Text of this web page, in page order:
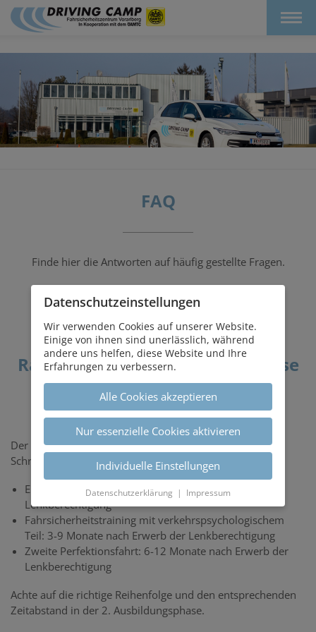
FAQ
Finde hier die Antworten auf häufig gestellte Fragen.
Wann muss ich das
Fahrsicherheitstraining im
Rahmen der 2. Ausbildungsphase
absolvieren?
Der Ablauf in der 2. Ausbildungsphase sieht folgende
Schritte vor.
Erste Perfektionsfahrt: 2-4 Monate nach Erwerb der
Lenkberechtigung
Fahrsicherheitstraining mit verkehrspsychologischem
Teil: 3-9 Monate nach Erwerb der Lenkberechtigung
Zweite Perfektionsfahrt: 6-12 Monate nach Erwerb der
Lenkberechtigung
Achte auf die richtige Reihenfolge und den entsprechenden
Zeitabstand in der 2. Ausbildungsphase.
Datenschutz­einstellungen
Wir verwenden Cookies auf unserer Website.
Einige von ihnen sind unerlässlich, während
andere uns helfen, diese Website und Ihre
Erfahrungen zu verbessern.
Alle Cookies akzeptieren
Nur essenzielle Cookies aktivieren
Individuelle Einstellungen
Datenschutzerklärung | Impressum